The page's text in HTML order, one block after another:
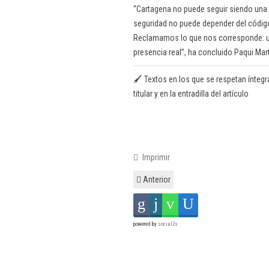
“Cartagena no puede seguir siendo
seguridad no puede depender del
Reclamamos lo que nos corresponde:
presencia real”, ha concluido Paqui
🖌️ Textos en los que se respetan
titular y en la entradilla del artículo
Imprimir
Anterior
powered by social2s